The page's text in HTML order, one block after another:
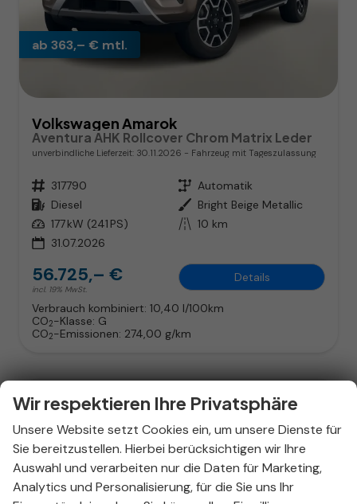
ab 363,– € mtl.
Volkswagen Amarok
Aventura AHK Rollcover Chrom Matrix Leder
unverbindliche Lieferzeit: 30.11.2026 Fahrzeug mit Tageszulassung
Fahrzeugnr. 317790 Getriebe Automatik
Kraftstoff Diesel Außenfarbe Bright Beige Metallic
Leistung 177 kW (241 PS) Kilometerstand 10 km
31.07.2026
56.725,– €
incl. 19% MwSt.
Details
Verbrauch kombiniert: 10,40 l/100km
CO2-Klasse: G
CO2-Emissionen: 274,00 g/km
Wir respektieren Ihre Privatsphäre
Unsere Website setzt Cookies ein, um unsere Dienste für
Sie bereitzustellen. Hierbei berücksichtigen wir Ihre
Auswahl und verarbeiten nur die Daten für Marketing,
Analytics und Personalisierung, für die Sie uns Ihr